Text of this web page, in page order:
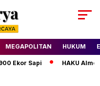
MEGAPOLITAN HUKUM
Sapi HAKU Almond